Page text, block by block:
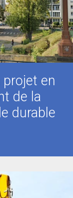
projet en
de la
durable